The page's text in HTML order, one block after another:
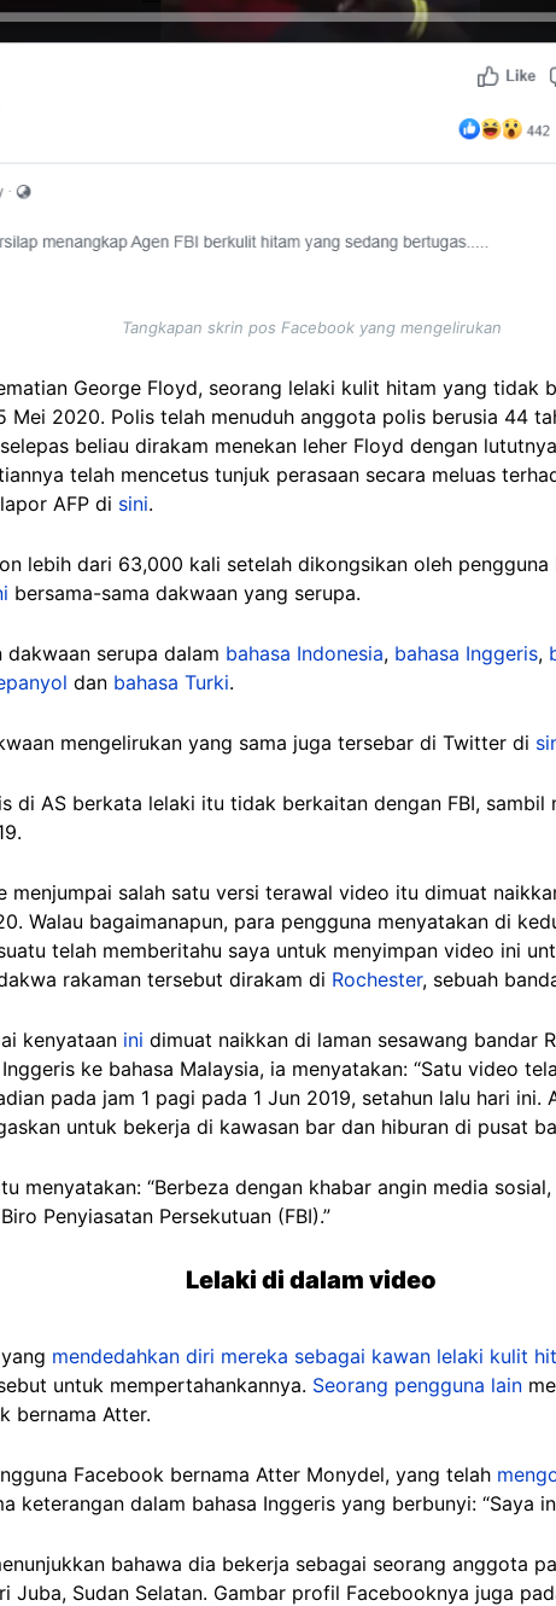
Tangkapan skrin pos Facebook yang mengelirukan
George Floyd, seorang lelaki kulit hitam yang tidak
Mei 2020. Polis telah menuduh anggota polis berusia 44
beliau dirakam menekan leher Floyd dengan
telah mencetus tunjuk perasaan secara meluas
AFP di sini.
lebih dari 63,000 kali setelah dikongsikan oleh pengguna
bersama-sama dakwaan yang serupa.
serupa dalam bahasa Indonesia, bahasa Inggeris,
dan bahasa Turki.
mengelirukan yang sama juga tersebar di Twitter di
di AS berkata lelaki itu tidak berkaitan dengan FBI, sambil
menjumpai salah satu versi terawal video itu dimuat
Walau bagaimanapun, para pengguna menyatakan di
telah memberitahu saya untuk menyimpan video ini
rakaman tersebut dirakam di Rochester, sebuah
kenyataan ini dimuat naikkan di laman sesawang bandar
ke bahasa Malaysia, ia menyatakan: “Satu video
pada jam 1 pagi pada 1 Jun 2019, setahun lalu hari ini.
untuk bekerja di kawasan bar dan hiburan di pusat
menyatakan: “Berbeza dengan khabar angin media
Penyiasatan Persekutuan (FBI).”
Lelaki di dalam video
mendedahkan diri mereka sebagai kawan lelaki kulit
untuk mempertahankannya. Seorang pengguna lain
bernama Atter.
Facebook bernama Atter Monydel, yang telah
keterangan dalam bahasa Inggeris yang berbunyi: “Saya
bahawa dia bekerja sebagai seorang anggota
Juba, Sudan Selatan. Gambar profil Facebooknya juga